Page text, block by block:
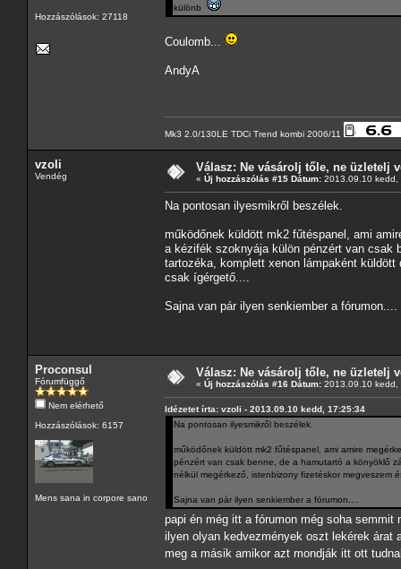
Hozzászólások: 27118
különb
Coulomb...
AndyA
Mk3 2.0/130LE TDCi Trend kombi 2006/11
vzoli
Vendég
Válasz: Ne vásárolj tőle, ne üzletelj
« Új hozzászólás #15 Dátum: 2013.09.10 kedd,
Na pontosan ilyesmikről beszélek.
működőnek küldött mk2 fűtéspanel, ami
a kézifék szoknyája külön pénzért van csak
tartozéka, komplett xenon lámpaként
csak ígérgető....
Sajna van pár ilyen senkiember a fórumon....
Proconsul
Fórumfüggő
Nem elérhető
Hozzászólások: 6157
Mens sana in corpore sano
Válasz: Ne vásárolj tőle, ne üzletelj
« Új hozzászólás #16 Dátum: 2013.09.10 kedd,
Idézetet írta: vzoli - 2013.09.10 kedd, 17:25:34
Na pontosan ilyesmikről beszélek.
működőnek küldött mk2 fűtéspanel, ami amire
pénzért van csak benne, de a hamutartó a könyöklő
nélkül megérkező, istenbizony fizetéskor megveszem
Sajna van pár ilyen senkiember a fórumon....
papi én még itt a fórumon még soha
ilyen olyan kedvezmények oszt lekérek
meg a másik amikor azt mondják itt ott